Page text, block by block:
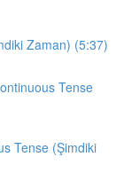
Zaman) (5:37)
Tense
Tense (Şimdiki